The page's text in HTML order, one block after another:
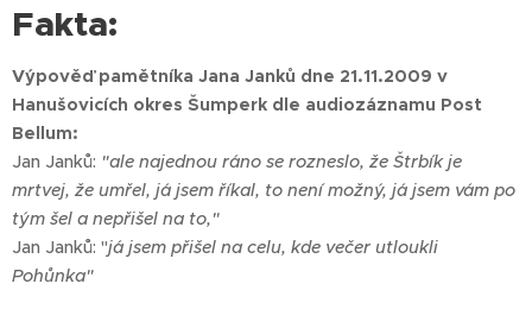
Fakta:
Výpověď pamětníka Jana Janků dne 21.11.2009 v
Hanušovicích okres Šumperk dle audiozáznamu Post
Bellum:
Jan Janků: "ale najednou ráno se rozneslo, že Štrbík je
mrtvej, že umřel, já jsem říkal, to není možný, já jsem vám po
tým šel a nepřišel na to,"
Jan Janků: "já jsem přišel na celu, kde večer utloukli
Pohůnka"